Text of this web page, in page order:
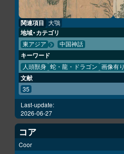
関連項目 大鶚
地域・カテゴリ
東アジア 中国神話
キーワード
人頭獣身 蛇・龍・ドラゴン 画像有り
文献
35
Last-update:
2026-06-27
コア
Coor